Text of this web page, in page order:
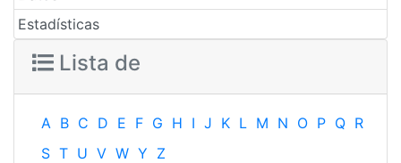
Estadísticas
Lista de
A B C D E F G H I J K L M N O P Q R
S T U V W Y Z